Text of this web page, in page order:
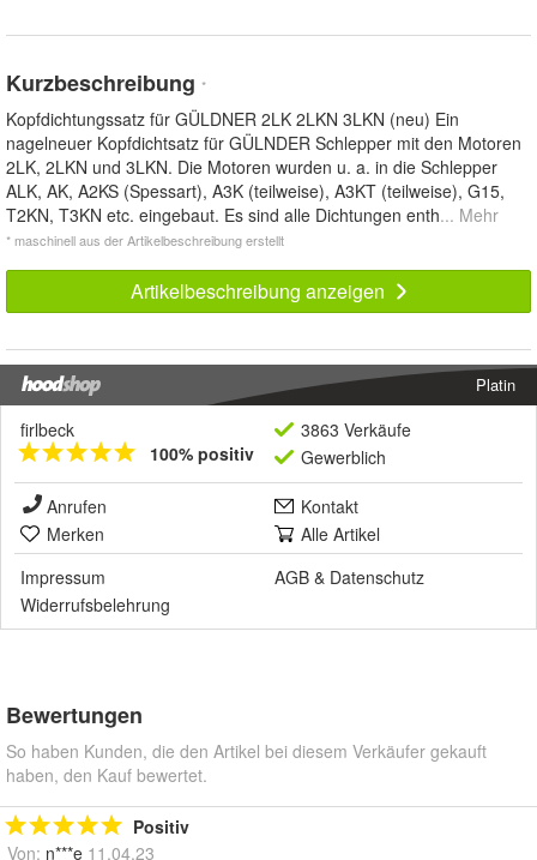
Kurzbeschreibung *
Kopfdichtungssatz für GÜLDNER 2LK 2LKN 3LKN (neu) Ein
nagelneuer Kopfdichtsatz für GÜLNDER Schlepper mit den Motoren
2LK, 2LKN und 3LKN. Die Motoren wurden u. a. in die Schlepper
ALK, AK, A2KS (Spessart), A3K (teilweise), A3KT (teilweise), G15,
T2KN, T3KN etc. eingebaut. Es sind alle Dichtungen enth... Mehr
* maschinell aus der Artikelbeschreibung erstellt
Artikelbeschreibung anzeigen
Platin
firlbeck
100% positiv
3863 Verkäufe
Gewerblich
Anrufen
Kontakt
Merken
Alle Artikel
Impressum
AGB & Datenschutz
Widerrufsbelehrung
Bewertungen
So haben Kunden, die den Artikel bei diesem Verkäufer gekauft
haben, den Kauf bewertet.
Positiv
Von: n***e 11.04.23